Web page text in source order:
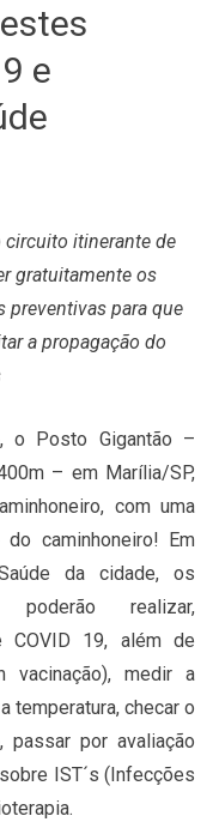
e
circuito itinerante de
gratuitamente os
preventivas para que
a propagação do
o Posto Gigantão –
– em Marília/SP,
com uma
caminhoneiro! Em
da cidade, os
realizar,
COVID 19, além de
vacinação), medir a
temperatura, checar o
passar por avaliação
IST´s (Infecções